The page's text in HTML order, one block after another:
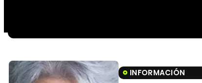
INFORMACIÓN